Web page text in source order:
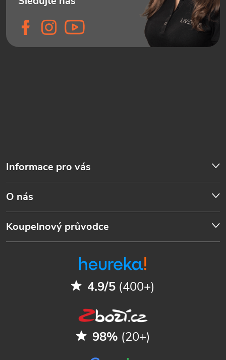
Informace pro vás
O nás
Koupelnový průvodce
4.9/5 (400+)
98% (20+)